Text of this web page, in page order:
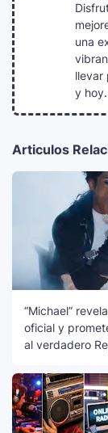
una
llevar
y hoy.
Articulos
“Michael”
oficial y
al verdadero